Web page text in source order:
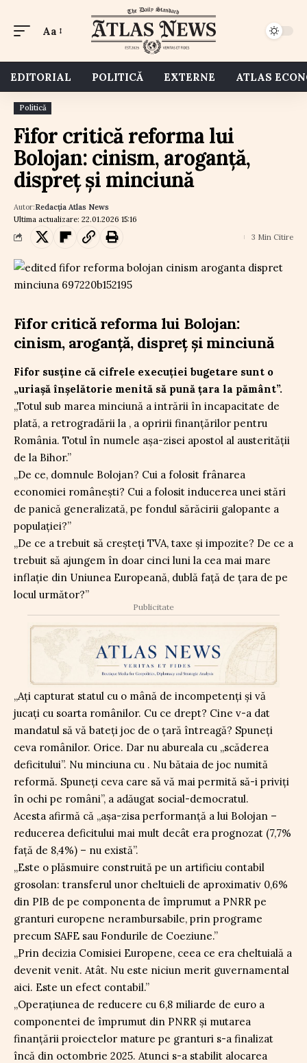
Aa
EDITORIAL POLITICĂ EXTERNE ATLAS
Politică
Fifor critică reforma lui
Bolojan: cinism, aroganță,
dispreț și minciună
Ultima actualizare: 22.01.2026 15:16
Autor:Redacția Atlas News
3 Min Citire
Fifor critică reforma lui Bolojan:
cinism, aroganță, dispreț și minciună
Fifor susține că cifrele execuției bugetare sunt o
„uriașă înșelătorie menită să pună țara la pământ”.
„Totul sub marea minciună a intrării în incapacitate de
plată, a retrogradării la , a opririi finanțărilor pentru
România. Totul în numele așa-zisei apostol al austerității
de la Bihor.”
„De ce, domnule Bolojan? Cui a folosit frânarea
economiei românești? Cui a folosit inducerea unei stări
de panică generalizată, pe fondul sărăcirii galopante a
populației?”
„De ce a trebuit să creșteți TVA, taxe și impozite? De ce a
trebuit să ajungem în doar cinci luni la cea mai mare
inflație din Uniunea Europeană, dublă față de țara de pe
locul următor?”
Publicitate
„Ați capturat statul cu o mână de incompetenți și vă
jucați cu soarta românilor. Cu ce drept? Cine v-a dat
mandatul să vă bateți joc de o țară întreagă? Spuneți
ceva românilor. Orice. Dar nu abureala cu „scăderea
deficitului”. Nu minciuna cu . Nu bătaia de joc numită
reformă. Spuneți ceva care să vă mai permită să-i priviți
în ochi pe români”, a adăugat social-democratul.
Acesta afirmă că „așa-zisa performanță a lui Bolojan –
reducerea deficitului mai mult decât era prognozat (7,7%
față de 8,4%) – nu există”.
„Este o plăsmuire construită pe un artificiu contabil
grosolan: transferul unor cheltuieli de aproximativ 0,6%
din PIB de pe componenta de împrumut a PNRR pe
granturi europene nerambursabile, prin programe
precum SAFE sau Fondurile de Coeziune.”
„Prin decizia Comisiei Europene, ceea ce era cheltuială a
devenit venit. Atât. Nu este niciun merit guvernamental
aici. Este un efect contabil.”
„Operațiunea de reducere cu 6,8 miliarde de euro a
componentei de împrumut din PNRR și mutarea
finanțării proiectelor mature pe granturi s-a finalizat
încă din octombrie 2025. Atunci s-a stabilit alocarea